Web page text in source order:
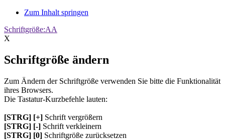
Zum Inhalt springen
Schriftgröße:AA
X
Schriftgröße ändern
Zum Ändern der Schriftgröße verwenden Sie bitte die Funktionalität
ihres Browsers.
Die Tastatur-Kurzbefehle lauten:
[STRG] [+] Schrift vergrößern
[STRG] [-] Schrift verkleinern
[STRG] [0] Schriftgröße zurücksetzen